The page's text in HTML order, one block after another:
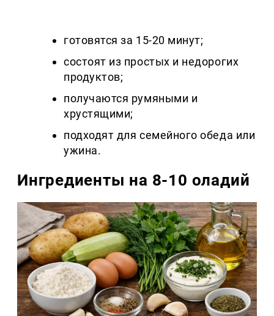
готовятся за 15-20 минут;
состоят из простых и недорогих
продуктов;
получаются румяными и
хрустящими;
подходят для семейного обеда или
ужина.
Ингредиенты на 8-10 оладий